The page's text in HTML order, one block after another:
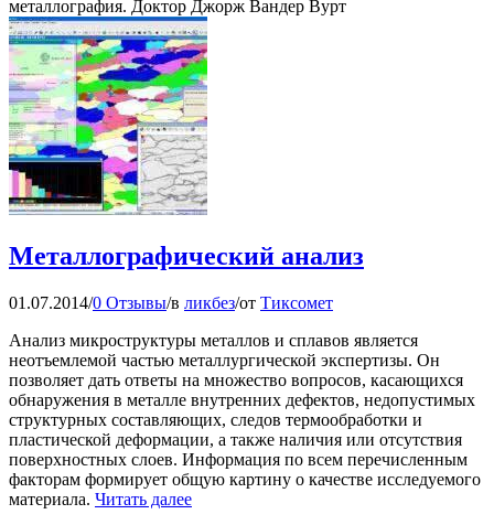
металлография. Доктор Джорж Вандер Вурт
Металлографический анализ
01.07.2014/0 Отзывы/в ликбез/от Тиксомет
Анализ микроструктуры металлов и сплавов является
неотъемлемой частью металлургической экспертизы. Он
позволяет дать ответы на множество вопросов, касающихся
обнаружения в металле внутренних дефектов, недопустимых
структурных составляющих, следов термообработки и
пластической деформации, а также наличия или отсутствия
поверхностных слоев. Информация по всем перечисленным
факторам формирует общую картину о качестве исследуемого
материала. Читать далее